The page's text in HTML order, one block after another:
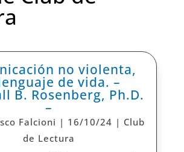
no violenta,
de vida. –
B. Rosenberg, Ph.D.
–
Falcioni | 16/10/24 | Club
de Lectura